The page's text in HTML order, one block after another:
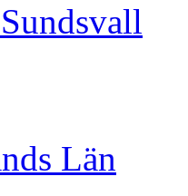
Län